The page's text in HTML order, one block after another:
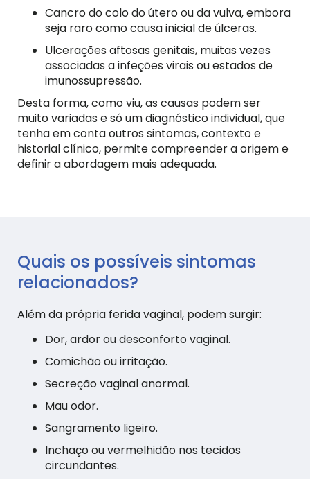
Cancro do colo do útero ou da vulva, embora
seja raro como causa inicial de úlceras.
Ulcerações aftosas genitais, muitas vezes
associadas a infeções virais ou estados de
imunossupressão.
Desta forma, como viu, as causas podem ser
muito variadas e só um diagnóstico individual, que
tenha em conta outros sintomas, contexto e
historial clínico, permite compreender a origem e
definir a abordagem mais adequada.
Quais os possíveis sintomas
relacionados?
Além da própria ferida vaginal, podem surgir:
Dor, ardor ou desconforto vaginal.
Comichão ou irritação.
Secreção vaginal anormal.
Mau odor.
Sangramento ligeiro.
Inchaço ou vermelhidão nos tecidos
circundantes.